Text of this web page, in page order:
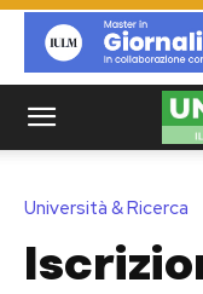
Università & Ricerca